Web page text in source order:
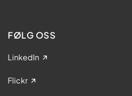
FØLG OSS
LinkedIn
Flickr